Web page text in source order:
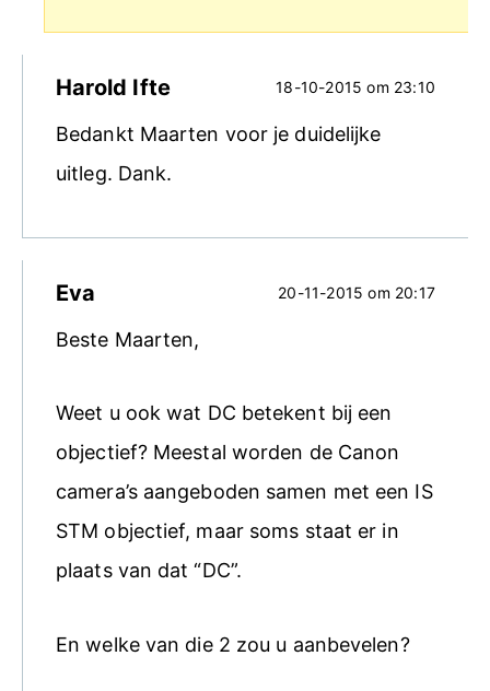
Harold Ifte 18-10-2015 om 23:10
Bedankt Maarten voor je duidelijke
uitleg. Dank.
Eva 20-11-2015 om 20:17
Beste Maarten,
Weet u ook wat DC betekent bij een
objectief? Meestal worden de Canon
camera’s aangeboden samen met een IS
STM objectief, maar soms staat er in
plaats van dat “DC”.
En welke van die 2 zou u aanbevelen?